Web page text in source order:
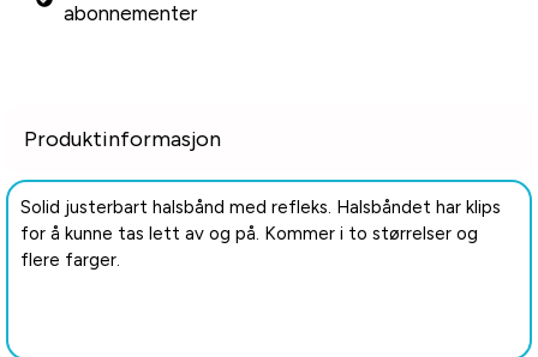
abonnementer
Produktinformasjon
Solid justerbart halsbånd med refleks. Halsbåndet har klips
for å kunne tas lett av og på. Kommer i to størrelser og
flere farger.